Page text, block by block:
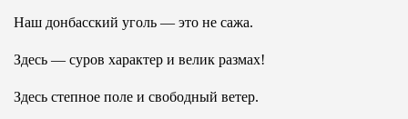
Наш донбасский уголь — это не сажа.
Здесь — суров характер и велик размах!
Здесь степное поле и свободный ветер.